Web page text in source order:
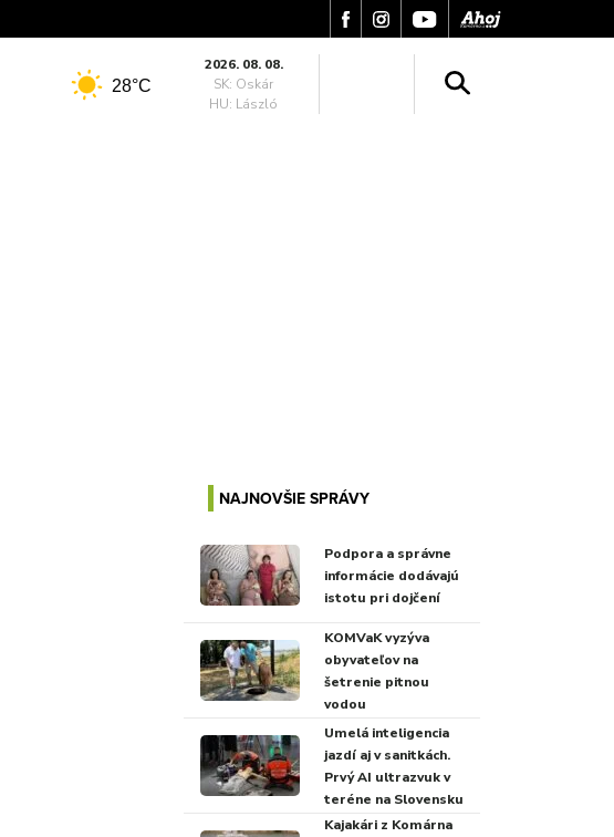
28°C
2026. 08. 08.
SK: Oskár
HU: László
NAJNOVŠIE SPRÁVY
Podpora a správne
informácie dodávajú
istotu pri dojčení
KOMVaK vyzýva
obyvateľov na
šetrenie pitnou
vodou
Umelá inteligencia
jazdí aj v sanitkách.
Prvý AI ultrazvuk v
teréne na Slovensku
Kajakári z Komárna